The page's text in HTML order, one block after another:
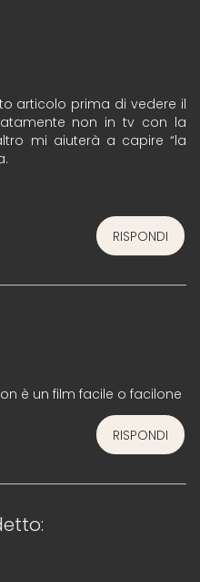
articolo prima di vedere il
non in tv con la
mi aiuterà a capire “la
RISPONDI
è un film facile o facilone
RISPONDI